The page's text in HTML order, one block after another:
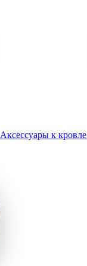
Аксессуары к кровле